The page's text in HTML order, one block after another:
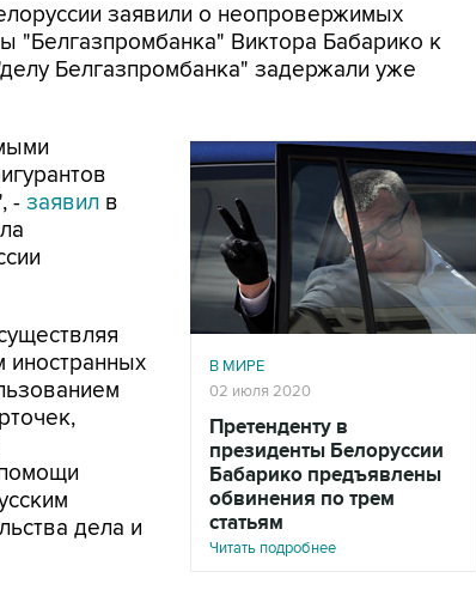
заявили о неопровержимых
"Белгазпромбанка" Виктора Бабарико к
Белгазпромбанка" задержали уже
В МИРЕ
02 июля 2020
Претенденту в
президенты Белоруссии
Бабарико предъявлены
обвинения по трем
статьям
Читать подробнее
- заявил в
иностранных
дела и